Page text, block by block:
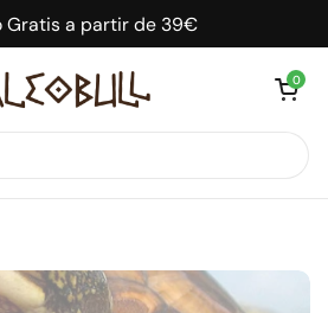
Gratis a partir de 39€
Abrir0